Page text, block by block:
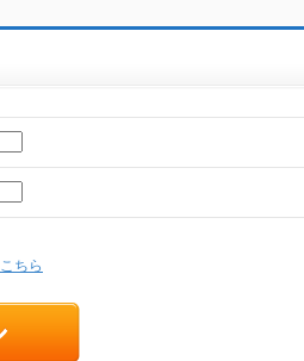
ちら